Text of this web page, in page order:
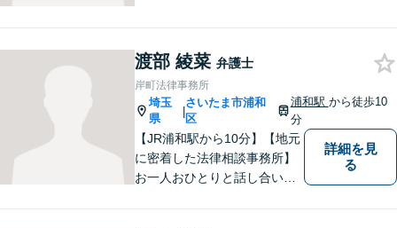
応可能。【明確な料金体系】
法律トラブルでお悩みの方
は、どうぞお気軽にご相談く
ださい。
渡部 綾菜 弁護士
岸町法律事務所
埼玉
県
|
さいたま市浦和
区
浦和駅 から徒歩10
分
【JR浦和駅から10分】【地元
に密着した法律相談事務所】
お一人おひとりと話し合い、
詳細を見
る